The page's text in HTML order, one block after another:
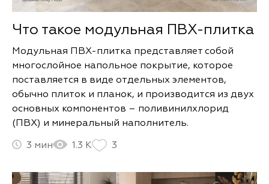
Что такое модульная ПВХ-плитка
Модульная ПВХ-плитка представляет собой
многослойное напольное покрытие, которое
поставляется в виде отдельных элементов,
обычно плиток и планок, и производится из двух
основных компонентов – поливинилхлорид
(ПВХ) и минеральный наполнитель.
3 1.3 К 3